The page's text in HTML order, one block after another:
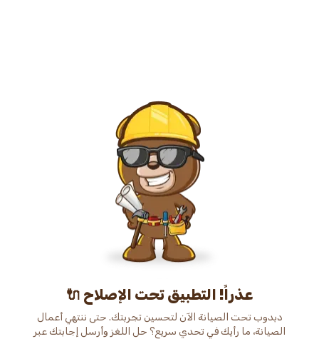
عذراً! التطبيق تحت الإصلاح 🔌
دبدوب تحت الصيانة الآن لتحسين تجربتك. حتى ننتهي أعمال
الصيانة، ما رأيك في تحدي سريع؟ حل اللغز وأرسل إجابتك عبر